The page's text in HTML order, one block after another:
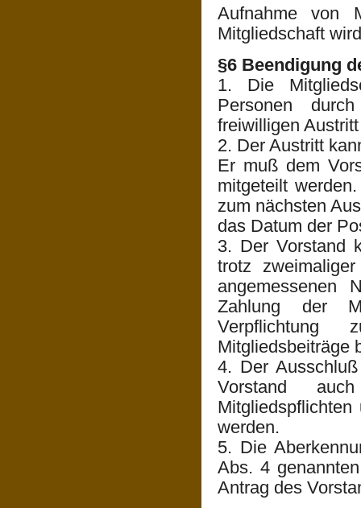
Aufnahme von
Mitgliedschaft
§6 Beendigung
1. Die
Personen
freiwilligen
2. Der Austritt
Er muß dem
mitgeteilt
zum nächsten
das Datum der
3. Der Vorstand
trotz
angemessenen
Zahlung der
Mitgliedsbeiträge
4. Der
Vorstand
werden.
5. Die
Abs. 4
Antrag des